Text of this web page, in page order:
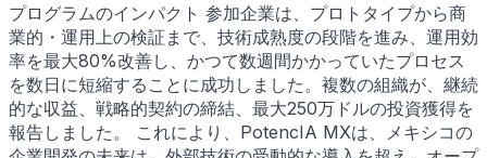
プログラムのインパクト 参加企業は、プロトタイプから商
業的・運用上の検証まで、技術成熟度の段階を進み、運用効
率を最大80%改善し、かつて数週間かかっていたプロセス
を数日に短縮することに成功しました。複数の組織が、継続
的な収益、戦略的契約の締結、最大250万ドルの投資獲得を
報告しました。 これにより、PotencIA MXは、メキシコの